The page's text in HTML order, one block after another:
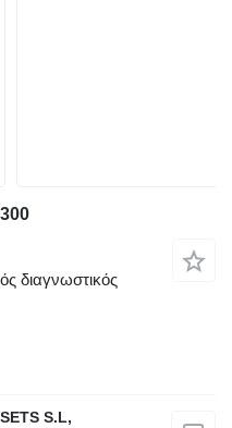
διαγνωστικός
S.L,